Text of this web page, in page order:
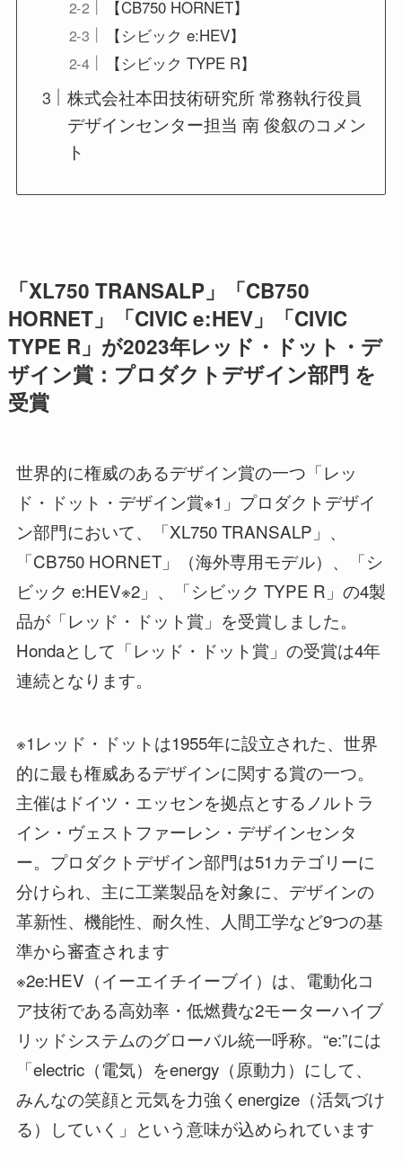
【CB750 HORNET】
【シビック e:HEV】
【シビック TYPE R】
株式会社本田技術研究所 常務執行役員
デザインセンター担当 南 俊叙のコメン
ト
「XL750 TRANSALP」「CB750
HORNET」「CIVIC e:HEV」「CIVIC
TYPE R」が2023年レッド・ドット・デ
ザイン賞：プロダクトデザイン部門 を
受賞
世界的に権威のあるデザイン賞の一つ「レッ
ド・ドット・デザイン賞※1」プロダクトデザイ
ン部門において、「XL750 TRANSALP」、
「CB750 HORNET」（海外専用モデル）、「シ
ビック e:HEV※2」、「シビック TYPE R」の4製
品が「レッド・ドット賞」を受賞しました。
Hondaとして「レッド・ドット賞」の受賞は4年
連続となります。
※1レッド・ドットは1955年に設立された、世界
的に最も権威あるデザインに関する賞の一つ。
主催はドイツ・エッセンを拠点とするノルトラ
イン・ヴェストファーレン・デザインセンタ
ー。プロダクトデザイン部門は51カテゴリーに
分けられ、主に工業製品を対象に、デザインの
革新性、機能性、耐久性、人間工学など9つの基
準から審査されます
※2e:HEV（イーエイチイーブイ）は、電動化コ
ア技術である高効率・低燃費な2モーターハイブ
リッドシステムのグローバル統一呼称。“e:”には
「electric（電気）をenergy（原動力）にして、
みんなの笑顔と元気を力強くenergize（活気づけ
る）していく」という意味が込められています